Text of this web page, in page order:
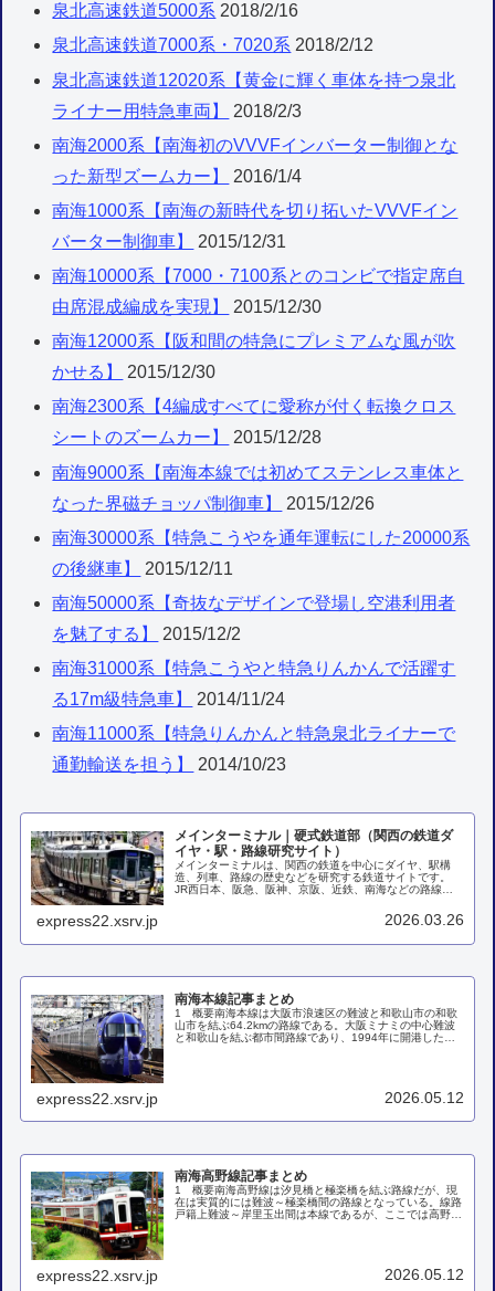
泉北高速鉄道5000系 2018/2/16
泉北高速鉄道7000系・7020系 2018/2/12
泉北高速鉄道12020系【黄金に輝く車体を持つ泉北
ライナー用特急車両】
2018/2/3
南海2000系【南海初のVVVFインバーター制御とな
った新型ズームカー】
2016/1/4
南海1000系【南海の新時代を切り拓いたVVVFイン
バーター制御車】
2015/12/31
南海10000系【7000・7100系とのコンビで指定席自
由席混成編成を実現】
2015/12/30
南海12000系【阪和間の特急にプレミアムな風が吹
かせる】
2015/12/30
南海2300系【4編成すべてに愛称が付く転換クロス
シートのズームカー】
2015/12/28
南海9000系【南海本線では初めてステンレス車体と
なった界磁チョッパ制御車】
2015/12/26
南海30000系【特急こうやを通年運転にした20000系
の後継車】
2015/12/11
南海50000系【奇抜なデザインで登場し空港利用者
を魅了する】
2015/12/2
南海31000系【特急こうやと特急りんかんで活躍す
る17m級特急車】
2014/11/24
南海11000系【特急りんかんと特急泉北ライナーで
通勤輸送を担う】
2014/10/23
メインターミナル｜硬式鉄道部（関西の鉄道ダ
イヤ・駅・路線研究サイト）
メインターミナルは、関西の鉄道を中心にダイヤ、駅構
造、列車、路線の歴史などを研究する鉄道サイトです。
JR西日本、阪急、阪神、京阪、近鉄、南海などの路線ガ
express22.xsrv.jp 2026.03.26
南海本線記事まとめ
1 概要南海本線は大阪市浪速区の難波と和歌山市の和歌
山市を結ぶ64.2kmの路線である。大阪ミナミの中心難波
と和歌山を結ぶ都市間路線であり、1994年に開港した関
express22.xsrv.jp 2026.05.12
南海高野線記事まとめ
1 概要南海高野線は汐見橋と極楽橋を結ぶ路線だが、現
在は実質的には難波～極楽橋間の路線となっている。線路
戸籍上難波～岸里玉出間は本線であるが、ここでは高野線
express22.xsrv.jp 2026.05.12